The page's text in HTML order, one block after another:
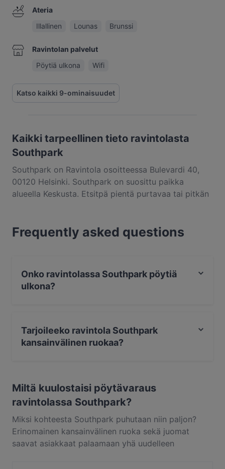
Ateria
Illallinen
Lounas Brunssi
Ravintolan palvelut
Pöytiä ulkona
Wifi
Katso kaikki 9-ominaisuudet
Kaikki tarpeellinen tieto ravintolasta
Southpark
Southpark on Ravintola osoitteessa Bulevardi 40,
00120 Helsinki. Southpark on suosittu paikka
alueella Keskusta. Etsitpä pientä purtavaa tai pitkän
kansainvälinen ruoka kaupungissa Helsinki.
Frequently asked questions
Onko ravintolassa Southpark pöytiä
ulkona?
Tarjoileeko ravintola Southpark
kansainvälinen ruokaa?
Miltä kuulostaisi pöytävaraus
ravintolassa Southpark?
Miksi kohteesta Southpark puhutaan niin paljon?
Erinomainen kansainvälinen ruoka sekä juomat
saavat asiakkaat palaamaan yhä uudelleen